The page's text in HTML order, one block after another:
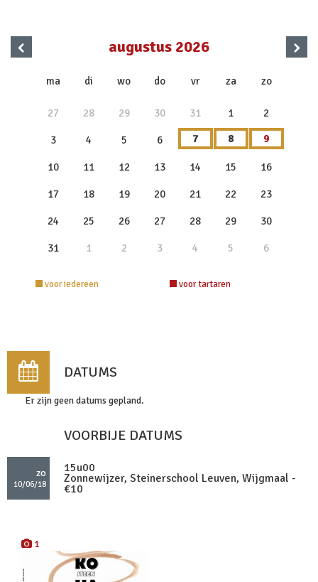
‹ augustus 2026
ma di wo do vr za zo
27 28 29 30 31 1 2
3 4 5 6 7 8 9
10 11 12 13 14 15 16
17 18 19 20 21 22 23
24 25 26 27 28 29 30
31 1 2 3 4 5 6
›
voor iedereen voor tartaren
DATUMS
Er zijn geen datums gepland.
VOORBIJE DATUMS
zo
10/06/18
15u00
Zonnewijzer, Steinerschool Leuven, Wijgmaal -
€10
1